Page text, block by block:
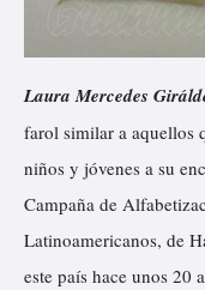
Laura Mercedes
farol similar a aquellos
niños y jóvenes a su
Campaña de
Latinoamericanos, de
este país hace unos 20